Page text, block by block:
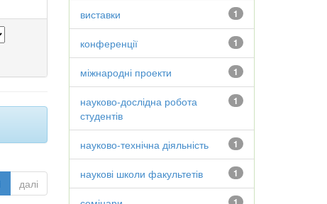
далі
1
виставки
1
конференції
1
міжнародні проекти
1
науково-дослідна робота
студентів
1
науково-технічна діяльність
1
наукові школи факультетів